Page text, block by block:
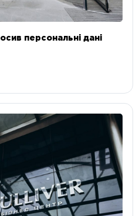
персональні дані